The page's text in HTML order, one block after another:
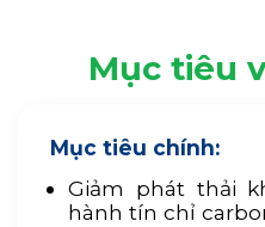
Mục tiêu
Mục tiêu chính:
Giảm phát thải
hành tín chỉ